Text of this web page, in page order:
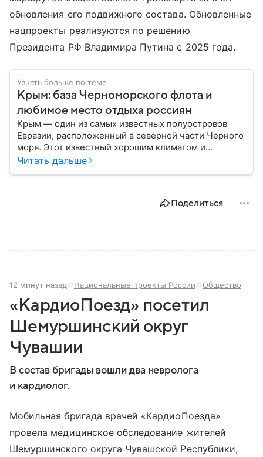
обновления его подвижного состава. Обновленные
нацпроекты реализуются по решению
Президента РФ Владимира Путина с 2025 года.
Узнать больше по теме
Крым: база Черноморского флота и
любимое место отдыха россиян
Крым — один из самых известных полуостровов
Евразии, расположенный в северной части Черного
моря. Этот известный хорошим климатом и
красивой природой регион имеет также огромное
положение сделало полуостров ключевой точкой
Читать дальше
Поделиться
12 минут назад Национальные проекты России Общество
«КардиоПоезд» посетил
Шемуршинский округ
Чувашии
В состав бригады вошли два невролога
и кардиолог.
Мобильная бригада врачей «КардиоПоезда»
провела медицинское обследование жителей
Шемуршинского округа Чувашской Республики,